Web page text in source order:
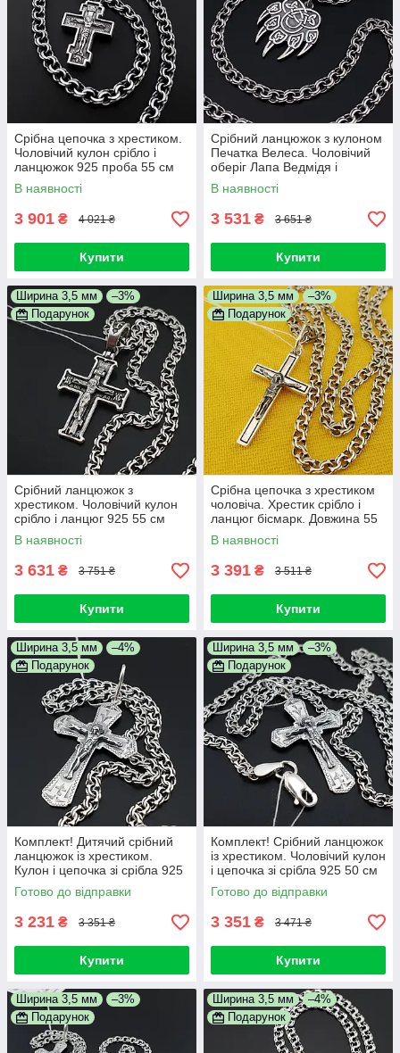
Срібна цепочка з хрестиком.
Чоловічий кулон срібло і
ланцюжок 925 проба 55 см
В наявності
3 901 ₴ 4 021 ₴
Купити
Срібний ланцюжок з кулоном
Печатка Велеса. Чоловічий
оберіг Лапа Ведмідя і
цепочка Бісмарк 925 55 см
В наявності
3 531 ₴ 3 651 ₴
Купити
Ширина 3,5 мм
–3%
Подарунок
Срібний ланцюжок з
хрестиком. Чоловічий кулон
срібло і ланцюг 925 55 см
В наявності
3 631 ₴ 3 751 ₴
Купити
Ширина 3,5 мм
–3%
Подарунок
Срібна цепочка з хрестиком
чоловіча. Хрестик срібло і
ланцюг бісмарк. Довжина 55
см
В наявності
3 391 ₴ 3 511 ₴
Купити
Ширина 3,5 мм
–4%
Подарунок
Комплект! Дитячий срібний
ланцюжок із хрестиком.
Кулон і цепочка зі срібла 925
45 см
Готово до відправки
3 231 ₴ 3 351 ₴
Купити
Ширина 3,5 мм
–3%
Подарунок
Комплект! Срібний ланцюжок
із хрестиком. Чоловічий кулон
і цепочка зі срібла 925 50 см
Готово до відправки
3 351 ₴ 3 471 ₴
Купити
Ширина 3,5 мм
–3%
Подарунок
Ширина 3,5 мм
–4%
Подарунок